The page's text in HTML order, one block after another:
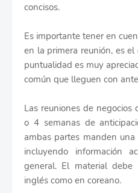
concisos.
Es importante tener en
en la primera reunión, es el
puntualidad es muy
común que lleguen con
Las reuniones de negocios
o 4 semanas de
ambas partes manden
incluyendo información
general. El material
inglés como en coreano.